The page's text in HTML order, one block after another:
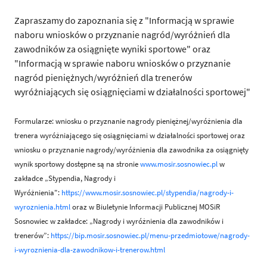
Zapraszamy do zapoznania się z "Informacją w sprawie
naboru wniosków o przyznanie nagród/wyróżnień dla
zawodników za osiągnięte wyniki sportowe" oraz
"Informacją w sprawie naboru wniosków o przyznanie
nagród pieniężnych/wyróżnień dla trenerów
wyróżniających się osiągnięciami w działalności sportowej"
Formularze: wniosku o przyznanie nagrody pieniężnej/wyróżnienia dla
trenera wyróżniającego się osiągnięciami w działalności sportowej oraz
wniosku o przyznanie nagrody/wyróżnienia dla zawodnika za osiągnięty
wynik sportowy dostępne są na stroniewww.mosir.sosnowiec.plw
zakładce „Stypendia, Nagrody i
Wyróżnienia": https://www.mosir.sosnowiec.pl/stypendia/nagrody-i-
wyroznienia.htmloraz w Biuletynie Informacji Publicznej MOSiR
Sosnowiec w zakładce: „Nagrody i wyróżnienia dla zawodników i
trenerów”: https://bip.mosir.sosnowiec.pl/menu-przedmiotowe/nagrody-
i-wyroznienia-dla-zawodnikow-i-trenerow.html